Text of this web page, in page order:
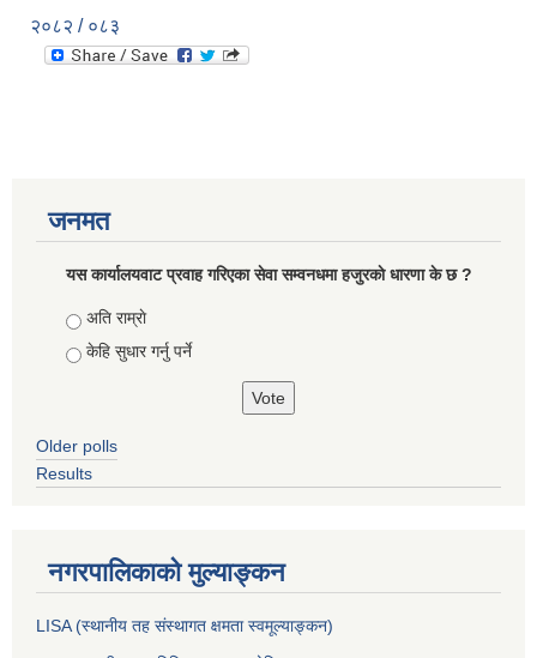
२०८२ / ०८३
जनमत
यस कार्यालयवाट प्रवाह गरिएका सेवा सम्वनधमा हजुरकाे धारणा के छ ?
Choices
अति राम्राे
केहि सुधार गर्नु पर्ने
Older polls
Results
नगरपालिकाको मुल्याङ्कन
LISA (स्थानीय तह संस्थागत क्षमता स्वमूल्याङ्कन)